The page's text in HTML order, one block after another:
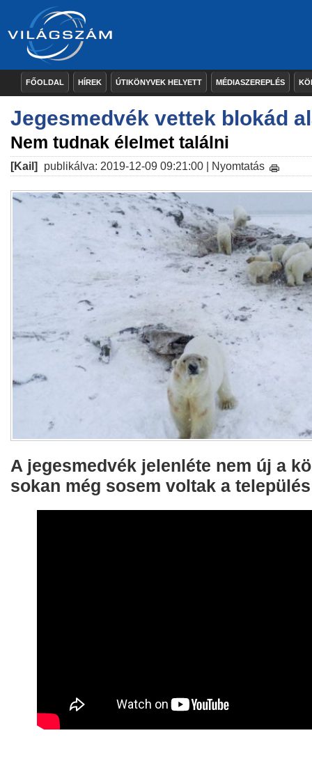
FŐOLDAL HÍREK ÚTIKÖNYVEK HELYETT MÉDIASZEREPLÉS
Jegesmedvék vettek blokád
Nem tudnak élelmet találni
[Kail] publikálva: 2019-12-09 09:21:00 | Nyomtatás
A jegesmedvék jelenléte nem új a
sokan még sosem voltak a